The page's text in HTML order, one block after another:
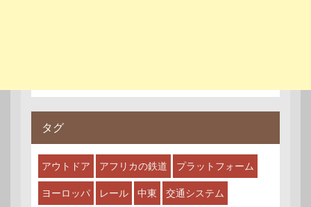
タグ
アウトドア アフリカの鉄道 プラットフォーム
ヨーロッパ レール 中東 交通システム